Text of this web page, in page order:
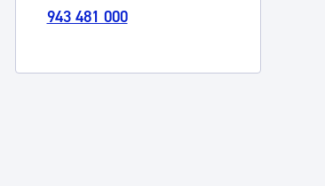
Izapideen katalogoa
943 481 000